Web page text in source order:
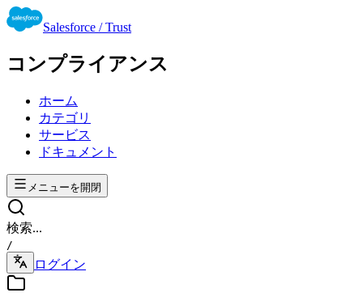
Salesforce / Trust
コンプライアンス
ホーム
カテゴリ
サービス
ドキュメント
メニューを開閉
検索...
/
ログイン